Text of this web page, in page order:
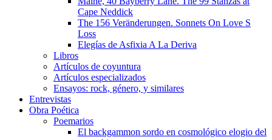
Cape Neddick
The 156 Veränderungen. Sonnets On Love S
Loss
Elegías de Asfixia A La Deriva
Libros
Artículos de coyuntura
Artículos especializados
Ensayos: rock, género, y similares
Entrevistas
Obra Poética
Poemarios
El backgammon sordo en cosmológico elogio del